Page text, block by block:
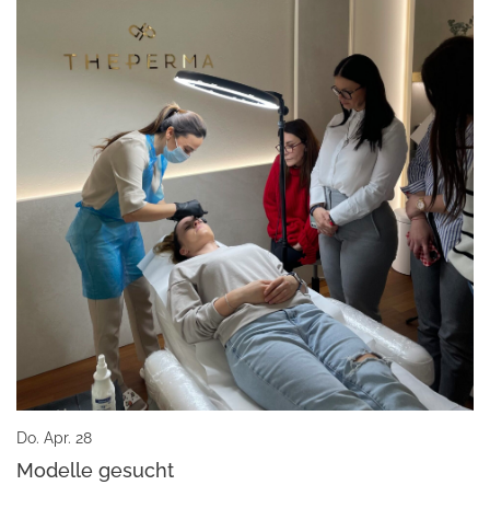
Do. Apr. 28
Modelle gesucht